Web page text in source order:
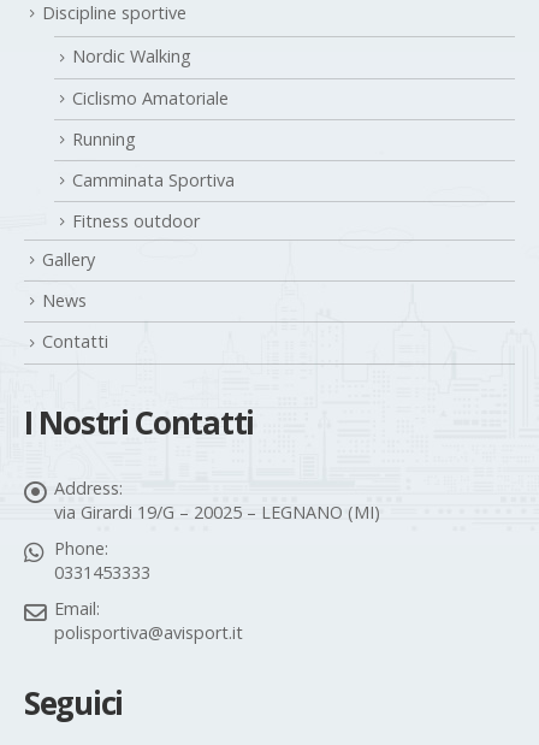
Discipline sportive
Nordic Walking
Ciclismo Amatoriale
Running
Camminata Sportiva
Fitness outdoor
Gallery
News
Contatti
I Nostri Contatti
Address:
via Girardi 19/G – 20025 – LEGNANO (MI)
Phone:
0331453333
Email:
polisportiva@avisport.it
Seguici